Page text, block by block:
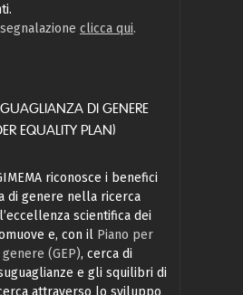
clicca qui.
DI GENERE
EQUALITY PLAN)
riconosce i benefici
di genere nella ricerca
scientifica dei
e, con il Piano per
(GEP), cerca di
e gli squilibri di